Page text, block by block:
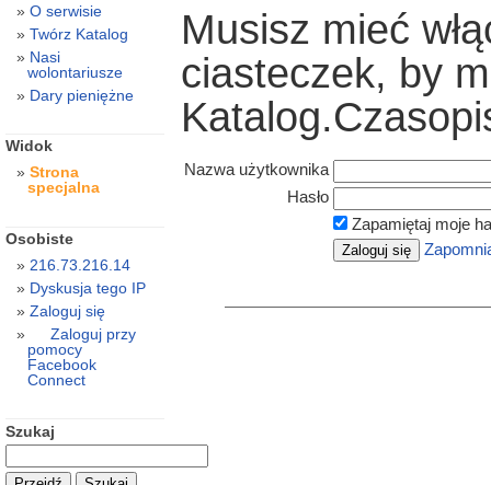
Musisz mieć
ciasteczek, by
Nazwa użytkownika
Hasło
Zapamiętaj moje
O serwisie
Twórz Katalog
Nasi
wolontariusze
Dary pieniężne
Widok
Strona
specjalna
Osobiste
216.73.216.14
Dyskusja tego IP
Zaloguj się
Zaloguj przy
pomocy
Facebook
Connect
Szukaj